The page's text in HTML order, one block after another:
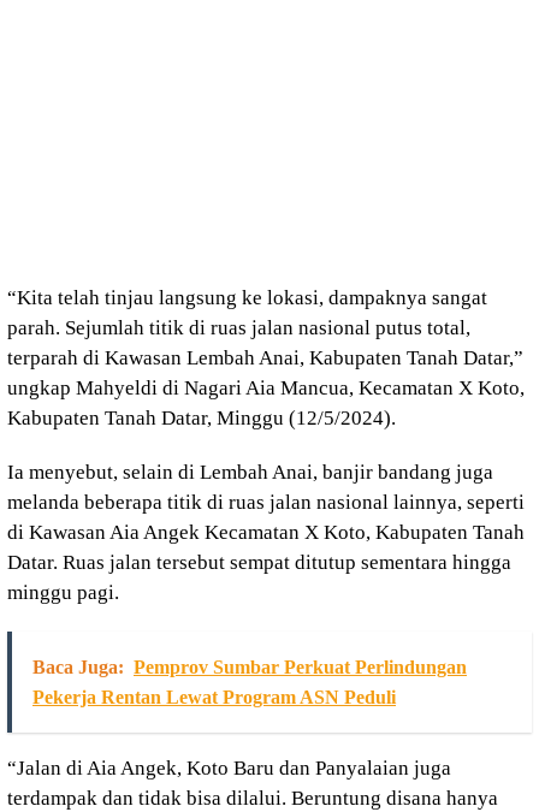
“Kita telah tinjau langsung ke lokasi, dampaknya sangat
parah. Sejumlah titik di ruas jalan nasional putus total,
terparah di Kawasan Lembah Anai, Kabupaten Tanah Datar,”
ungkap Mahyeldi di Nagari Aia Mancua, Kecamatan X Koto,
Kabupaten Tanah Datar, Minggu (12/5/2024).
Ia menyebut, selain di Lembah Anai, banjir bandang juga
melanda beberapa titik di ruas jalan nasional lainnya, seperti
di Kawasan Aia Angek Kecamatan X Koto, Kabupaten Tanah
Datar. Ruas jalan tersebut sempat ditutup sementara hingga
minggu pagi.
Baca Juga: Pemprov Sumbar Perkuat Perlindungan
Pekerja Rentan Lewat Program ASN Peduli
“Jalan di Aia Angek, Koto Baru dan Panyalaian juga
terdampak dan tidak bisa dilalui. Beruntung disana hanya